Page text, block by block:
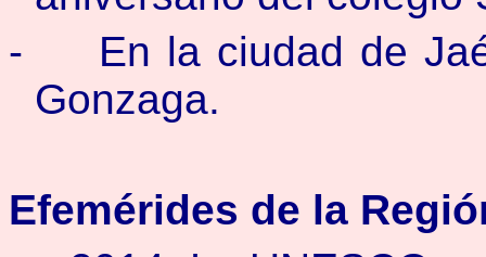
-
En la ciudad de
Gonzaga.
Efemérides de la